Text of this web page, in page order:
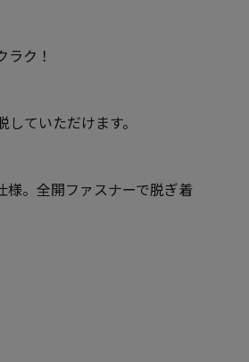
ク！
ていただけます。
様。全開ファスナーで脱ぎ着